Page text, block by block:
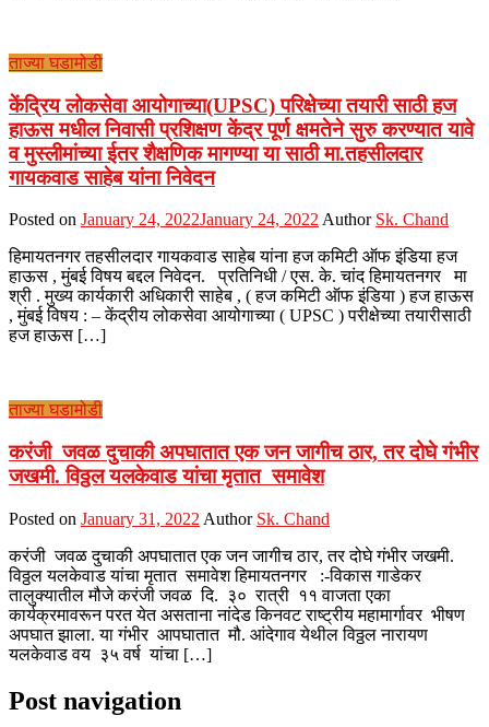
ताज्या घडामोडी
केंद्रिय लोकसेवा आयोगाच्या(UPSC) परिक्षेच्या तयारी साठी हज
हाऊस मधील निवासी प्रशिक्षण केंद्र पूर्ण क्षमतेने सुरु करण्यात यावे
व मुस्लीमांच्या ईतर शैक्षणिक मागण्या या साठी मा.तहसीलदार
गायकवाड साहेब यांना निवेदन
Posted on January 24, 2022January 24, 2022Author Sk. Chand
हिमायतनगर तहसीलदार गायकवाड साहेब यांना हज कमिटी ऑफ इंडिया हज
हाऊस , मुंबई विषय बद्दल निवेदन. प्रतिनिधी / एस. के. चांद हिमायतनगर मा
श्री . मुख्य कार्यकारी अधिकारी साहेब , ( हज कमिटी ऑफ इंडिया ) हज हाऊस
, मुंबई विषय : – केंद्रीय लोकसेवा आयोगाच्या ( UPSC ) परीक्षेच्या तयारीसाठी
हज हाऊस […]
ताज्या घडामोडी
करंजी जवळ दुचाकी अपघातात एक जन जागीच ठार, तर दोघे गंभीर
जखमी. विठ्ठल यलकेवाड यांचा मृतात समावेश
Posted on January 31, 2022 Author Sk. Chand
करंजी जवळ दुचाकी अपघातात एक जन जागीच ठार, तर दोघे गंभीर जखमी.
विठ्ठल यलकेवाड यांचा मृतात समावेश हिमायतनगर :-विकास गाडेकर
तालुक्यातील मौजे करंजी जवळ दि. ३० रात्री ११ वाजता एका
कार्यक्रमावरून परत येत असताना नांदेड किनवट राष्ट्रीय महामार्गावर भीषण
अपघात झाला. या गंभीर आपघातात मौ. आंदेगाव येथील विठ्ठल नारायण
यलकेवाड वय ३५ वर्ष यांचा […]
Post navigation